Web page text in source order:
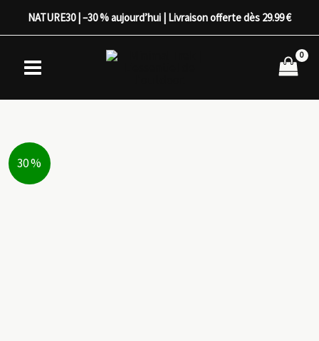
NATURE30 | –30 % aujourd’hui | Livraison offerte dès 29.99 €
30 %